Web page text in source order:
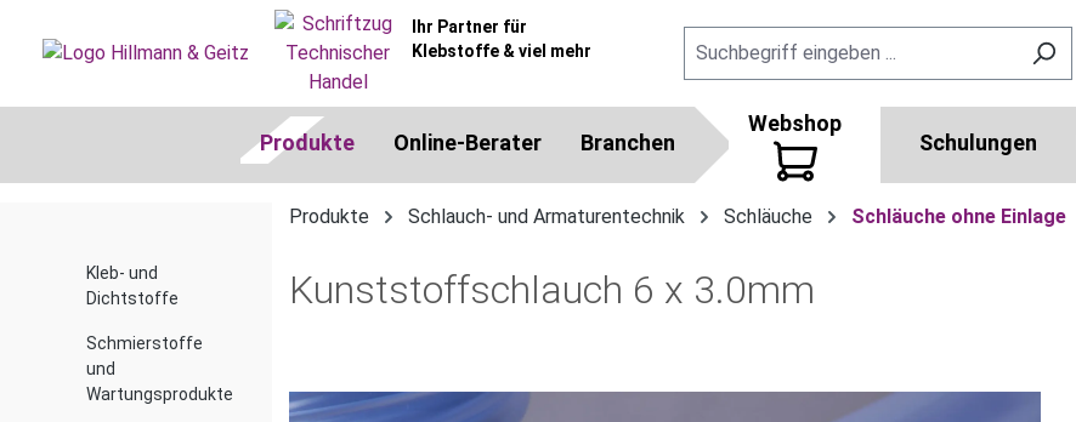
Zur Hauptnavigation springen
Ihr Partner für
Klebstoffe & viel mehr
Produkte Online-Berater Branchen
Webshop
Schulungen
Kleb- und
Dichtstoffe
Schmierstoffe
und
Wartungsprodukte
Produkte Schlauch- und Armaturentechnik Schläuche Schläuche ohne Einlage
Kunststoffschlauch 6 x 3.0mm
Bildergalerie überspringen